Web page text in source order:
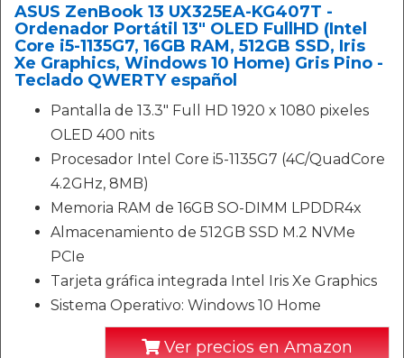
ASUS ZenBook 13 UX325EA-KG407T -
Ordenador Portátil 13" OLED FullHD (Intel
Core i5-1135G7, 16GB RAM, 512GB SSD, Iris
Xe Graphics, Windows 10 Home) Gris Pino -
Teclado QWERTY español
Pantalla de 13.3" Full HD 1920 x 1080 pixeles
OLED 400 nits
Procesador Intel Core i5-1135G7 (4C/QuadCore
4.2GHz, 8MB)
Memoria RAM de 16GB SO-DIMM LPDDR4x
Almacenamiento de 512GB SSD M.2 NVMe
PCIe
Tarjeta gráfica integrada Intel Iris Xe Graphics
Sistema Operativo: Windows 10 Home
Ver precios en Amazon